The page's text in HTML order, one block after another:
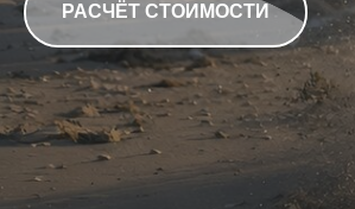
РАСЧЁТ СТОИМОСТИ